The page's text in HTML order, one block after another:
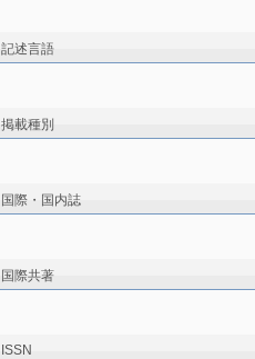
記述言語
掲載種別
国際・国内誌
国際共著
ISSN